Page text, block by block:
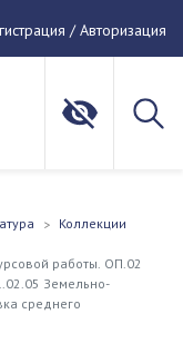
/ Авторизация
Коллекции
работы. ОП.02
Земельно-
среднего